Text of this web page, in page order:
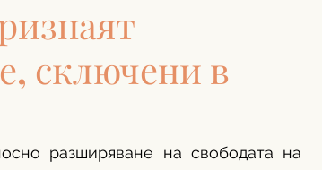
сключени в
разширяване на свободата на